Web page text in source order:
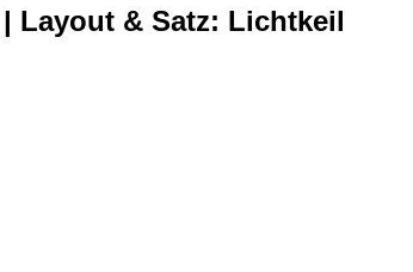
Layout & Satz: Lichtkeil